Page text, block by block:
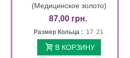
(Медицинское золото)
87,00 грн.
Размер Кольца : 17 21
В КОРЗИНУ